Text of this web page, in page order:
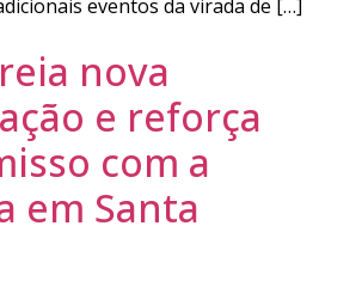
eventos da virada de […]
nova
e reforça
com a
em Santa